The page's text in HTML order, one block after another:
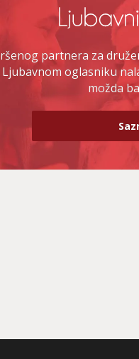
partnera za
oglasniku
možda